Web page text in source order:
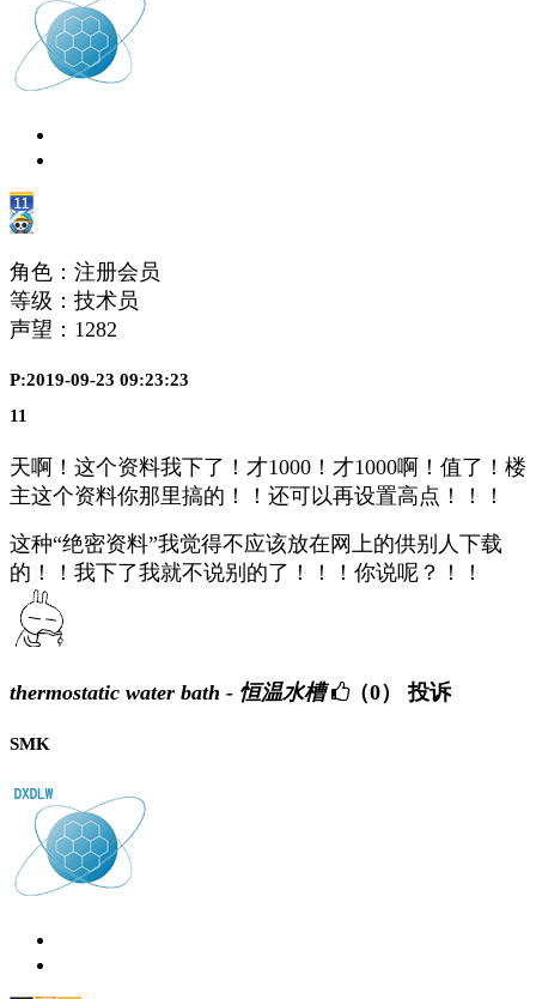
角色：注册会员
等级：技术员
声望： 1282
P:2019-09-23 09:23:23
11
天啊！这个资料我下了！才1000！才1000啊！值了！楼
主这个资料你那里搞的！！还可以再设置高点！！！
这种“绝密资料”我觉得不应该放在网上的供别人下载
的！！我下了我就不说别的了！！！你说呢？！！
thermostatic water bath - 恒温水槽 （0） 投诉
SMK